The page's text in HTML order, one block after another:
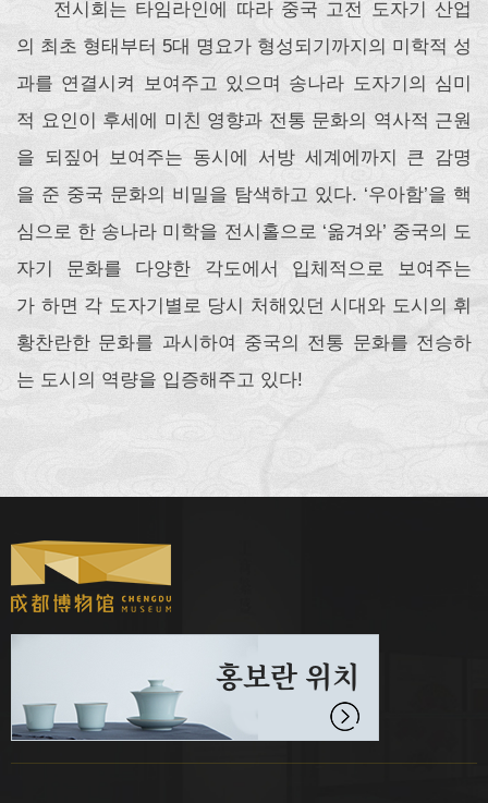
전시회는 타임라인에 따라 중국 고전 도자기 산업
의 최초 형태부터 5대 명요가 형성되기까지의 미학적 성
과를 연결시켜 보여주고 있으며 송나라 도자기의 심미
적 요인이 후세에 미친 영향과 전통 문화의 역사적 근원
을 되짚어 보여주는 동시에 서방 세계에까지 큰 감명
을 준 중국 문화의 비밀을 탐색하고 있다. ‘우아함’을 핵
심으로 한 송나라 미학을 전시홀으로 ‘옮겨와’ 중국의 도
자기 문화를 다양한 각도에서 입체적으로 보여주는
가 하면 각 도자기별로 당시 처해있던 시대와 도시의 휘
황찬란한 문화를 과시하여 중국의 전통 문화를 전승하
는 도시의 역량을 입증해주고 있다!
홍보란 위치